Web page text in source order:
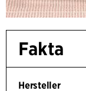
Fakta
Hersteller